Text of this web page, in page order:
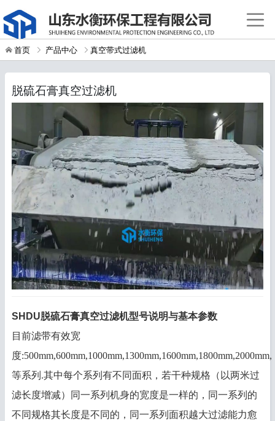
首页 产品中心 真空带式过滤机
脱硫石膏真空过滤机
SHDU脱硫石膏真空过滤机型号说明与基本参数
目前滤带有效宽
度:500mm,600mm,1000mm,1300mm,1600mm,1800mm,2000mm,
等系列.其中每个系列有不同面积，若干种规格（以两米过
滤长度增减）同一系列机身的宽度是一样的，同一系列的
不同规格其长度是不同的，同一系列面积越大过滤能力愈